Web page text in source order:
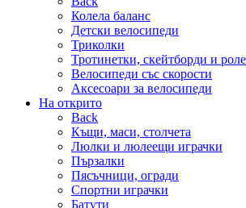
Колела баланс
Детски велосипеди
Триколки
Тротинетки, скейтборди и
Велосипеди със скорости
Аксесоари за велосипеди
На открито
Back
Къщи, маси, столчета
Люлки и люлеещи играчки
Пързалки
Пясъчници, огради
Спортни играчки
Батути